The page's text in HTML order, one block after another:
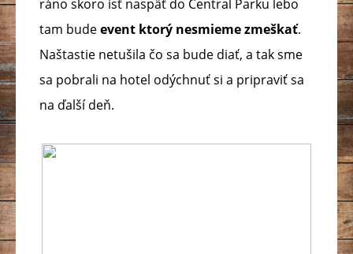
ráno skoro ísť naspäť do Central Parku lebo
tam budeevent ktorý nesmieme zmeškať.
Naštastie netušila čo sa bude diať, a tak sme
sa pobrali na hotel odýchnuť si a pripraviť sa
na ďalší deň.